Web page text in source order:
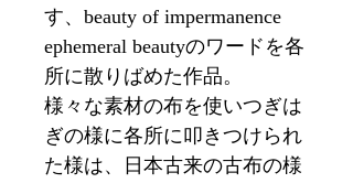
す、beauty of impermanence
ephemeral beautyのワードを各
所に散りばめた作品。
様々な素材の布を使いつぎは
ぎの様に各所に叩きつけられ
た様は、日本古来の古布の様